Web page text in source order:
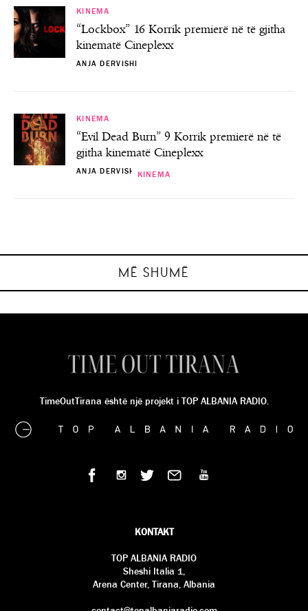
KINEMA
“Lockbox” 16 Korrik premierë në të gjitha
kinematë Cineplexx
ANJA DERVISHI
KINEMA
“Evil Dead Burn” 9 Korrik premierë në të
gjitha kinematë Cineplexx
ANJA DERVISHI
MË SHUMË
KINEMA
KINEMA
KINEMA
KINEMA
TimeOutTirana është një projekt i TOP ALBANIA RADIO.
KONTAKT
TOP ALBANIA RADIO
Sheshi Italia 1,
Arena Center, Tirana, Albania